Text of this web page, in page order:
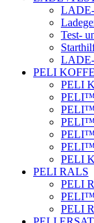
Test-
PELI
PELI
PELI™
PELI™
PELI™
PELI™
PELI
PELI RALS
PELI
PELI™
PELI